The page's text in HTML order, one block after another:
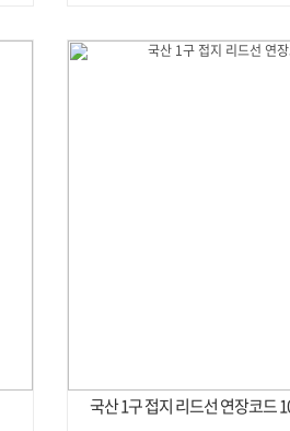
국산 1구 접지 리드선 연장코드